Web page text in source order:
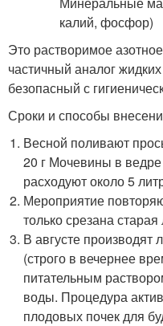
Это растворимое
частичный аналог
безопасный с
Сроки и способы
Весной поливают
20 г Мочевины в
расходуют около 5
Мероприятие
только срезана старая
В августе производят
(строго в вечернее
питательным
воды. Процедура
плодовых почек для